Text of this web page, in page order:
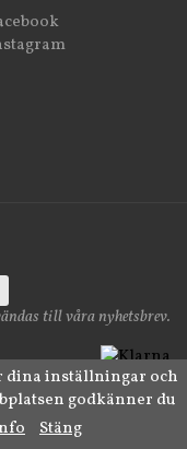
till våra nyhetsbrev.
dina inställningar och
godkänner du
Stäng